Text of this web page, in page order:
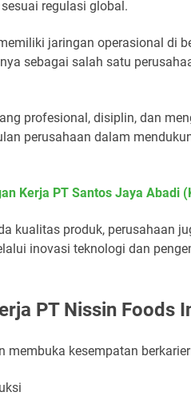
regulasi global.
jaringan operasional di
sebagai salah satu
profesional, disiplin, dan
perusahaan dalam
Kerja PT Santos Jaya Abadi
kualitas produk, perusahaan
inovasi teknologi dan
PT Nissin Foods
membuka kesempatan